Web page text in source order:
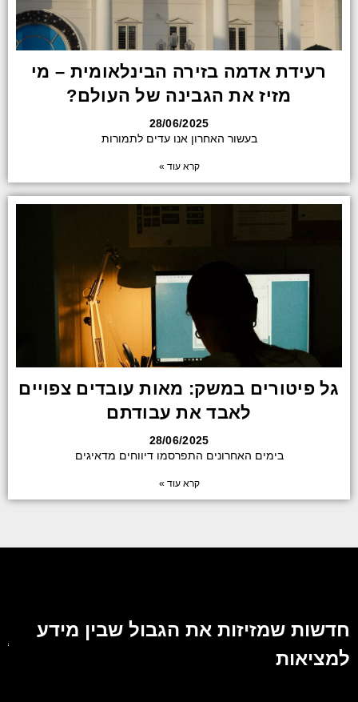
רעידת אדמה בזירה הבינלאומית – מי
מזיז את הגבינה של העולם?
28/06/2025
בעשור האחרון אנו עדים לתמורות
קרא עוד »
גל פיטורים במשק: מאות עובדים צפויים
לאבד את עבודתם
28/06/2025
בימים האחרונים התפרסמו דיווחים מדאיגים
קרא עוד »
חדשות שמזיזות את הגבול שבין מידע
למציאות